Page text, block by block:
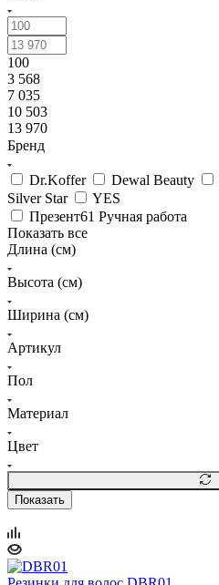
100
3 568
7 035
10 503
13 970
Бренд
Dr.Koffer Dewal Beauty
Silver Star
YES
Презент61 Ручная работа
Показать все
Длина (см)
Высота (см)
Ширина (см)
Артикул
Пол
Материал
Цвет
Показать